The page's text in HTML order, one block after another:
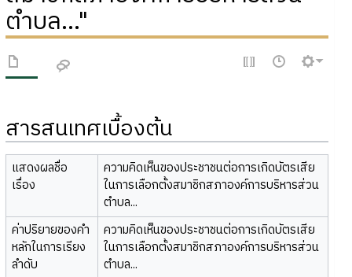
ตำบล..."
สารสนเทศเบื้องต้น
แสดงผลชื่อ
เรื่อง
ความคิดเห็นของประชาชนต่อการเกิดบัตรเสีย
ในการเลือกตั้งสมาชิกสภาองค์การบริหารส่วน
ตำบล...
ค่าปริยายของคำ
หลักในการเรียง
ลำดับ
ความคิดเห็นของประชาชนต่อการเกิดบัตรเสีย
ในการเลือกตั้งสมาชิกสภาองค์การบริหารส่วน
ตำบล...